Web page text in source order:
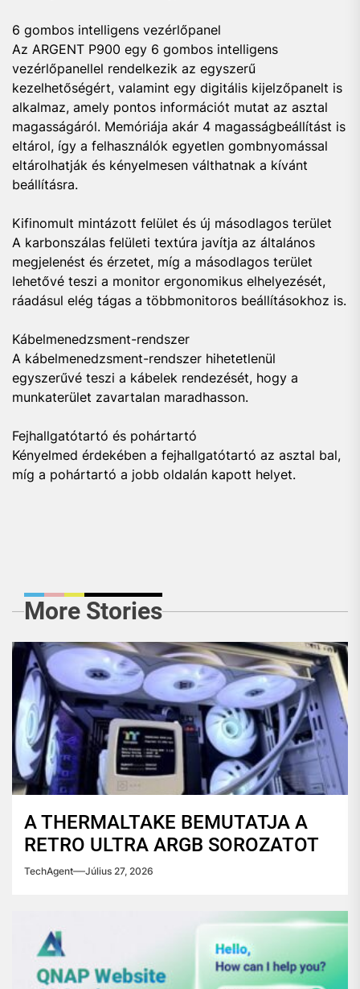
6 gombos intelligens vezérlőpanel
Az ARGENT P900 egy 6 gombos intelligens
vezérlőpanellel rendelkezik az egyszerű
kezelhetőségért, valamint egy digitális kijelzőpanelt is
alkalmaz, amely pontos információt mutat az asztal
magasságáról. Memóriája akár 4 magasságbeállítást is
eltárol, így a felhasználók egyetlen gombnyomással
eltárolhatják és kényelmesen válthatnak a kívánt
beállításra.
Kifinomult mintázott felület és új másodlagos terület
A karbonszálas felületi textúra javítja az általános
megjelenést és érzetet, míg a másodlagos terület
lehetővé teszi a monitor ergonomikus elhelyezését,
ráadásul elég tágas a többmonitoros beállításokhoz is.
Kábelmenedzsment-rendszer
A kábelmenedzsment-rendszer hihetetlenül
egyszerűvé teszi a kábelek rendezését, hogy a
munkaterület zavartalan maradhasson.
Fejhallgatótartó és pohártartó
Kényelmed érdekében a fejhallgatótartó az asztal bal,
míg a pohártartó a jobb oldalán kapott helyet.
More Stories
A THERMALTAKE BEMUTATJA A
RETRO ULTRA ARGB SOROZATOT
TechAgent Július 27, 2026